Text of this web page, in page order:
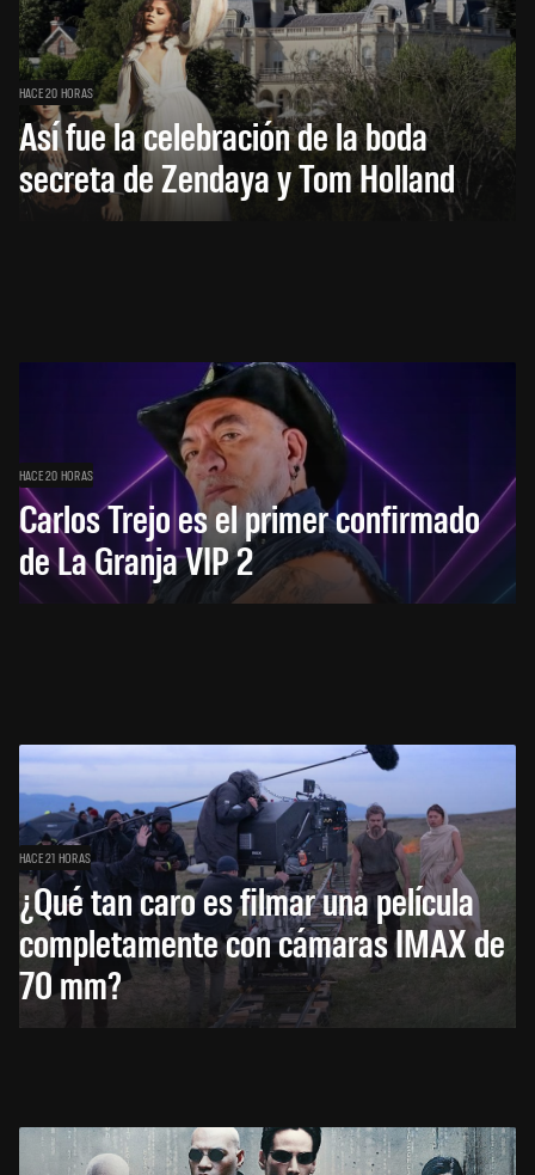
HACE 20 HORAS
Así fue la celebración de la boda
secreta de Zendaya y Tom Holland
HACE 20 HORAS
Carlos Trejo es el primer confirmado
de La Granja VIP 2
HACE 21 HORAS
¿Qué tan caro es filmar una película
completamente con cámaras IMAX de
70 mm?